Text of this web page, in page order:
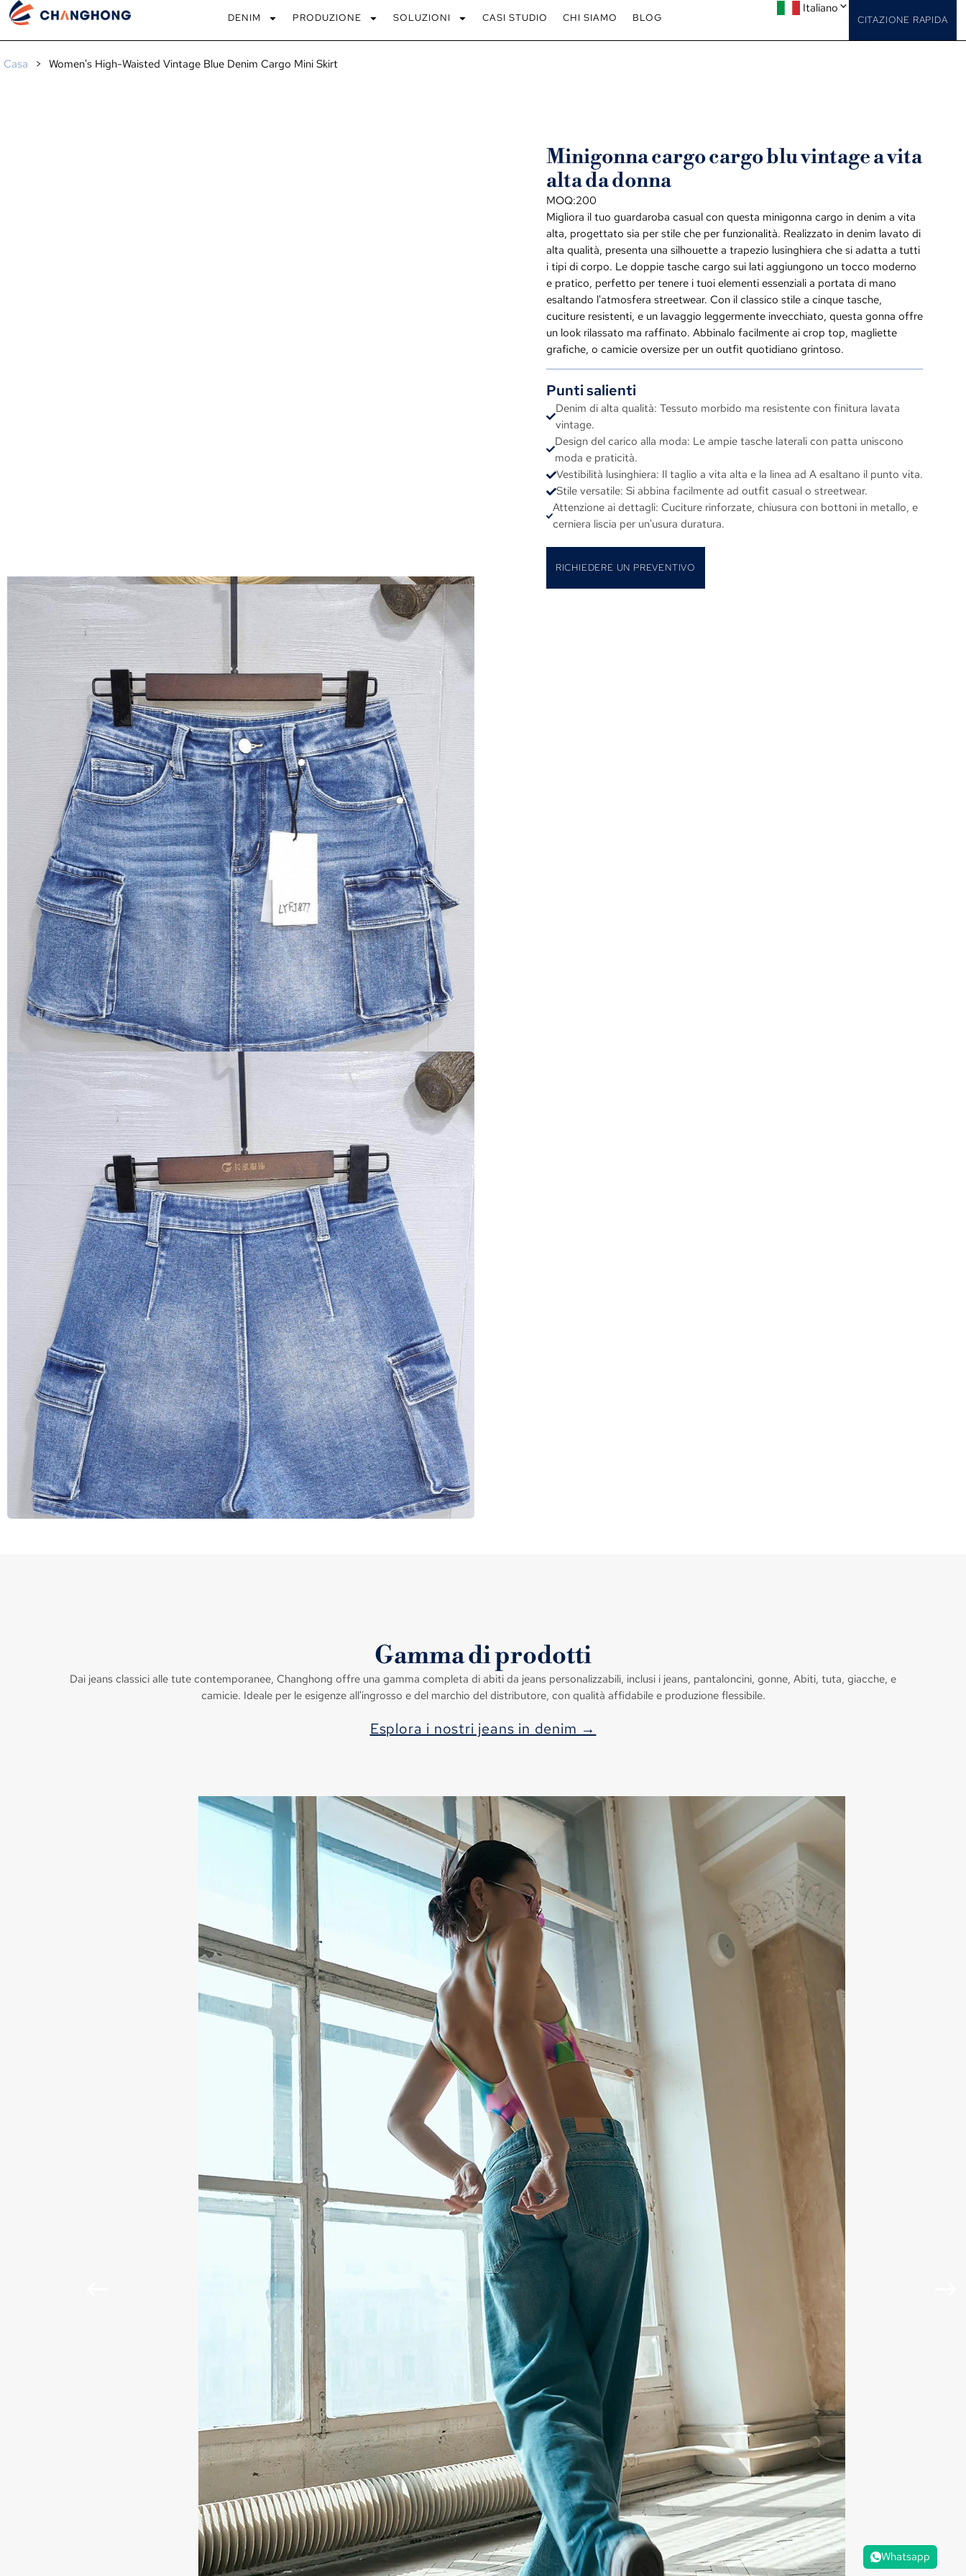
DENIM PRODUZIONE SOLUZIONI CASI STUDIO CHI SIAMO BLOG CITAZIONE RAPIDA
Italiano
Casa > Women's High-Waisted Vintage Blue Denim Cargo Mini Skirt
Minigonna cargo cargo blu vintage a vita
alta da donna
MOQ:200
Migliora il tuo guardaroba casual con questa minigonna cargo in denim a vita
alta, progettato sia per stile che per funzionalità. Realizzato in denim lavato di
alta qualità, presenta una silhouette a trapezio lusinghiera che si adatta a tutti
i tipi di corpo. Le doppie tasche cargo sui lati aggiungono un tocco moderno
e pratico, perfetto per tenere i tuoi elementi essenziali a portata di mano
esaltando l'atmosfera streetwear. Con il classico stile a cinque tasche,
cuciture resistenti, e un lavaggio leggermente invecchiato, questa gonna offre
un look rilassato ma raffinato. Abbinalo facilmente ai crop top, magliette
grafiche, o camicie oversize per un outfit quotidiano grintoso.
Punti salienti
Denim di alta qualità: Tessuto morbido ma resistente con finitura lavata
vintage.
Design del carico alla moda: Le ampie tasche laterali con patta uniscono
moda e praticità.
Vestibilità lusinghiera: Il taglio a vita alta e la linea ad A esaltano il punto vita.
Stile versatile: Si abbina facilmente ad outfit casual o streetwear.
Attenzione ai dettagli: Cuciture rinforzate, chiusura con bottoni in metallo, e
cerniera liscia per un'usura duratura.
RICHIEDERE UN PREVENTIVO
Gamma di prodotti
Dai jeans classici alle tute contemporanee, Changhong offre una gamma completa di abiti da jeans personalizzabili, inclusi i jeans, pantaloncini, gonne, Abiti, tuta, giacche, e
camicie. Ideale per le esigenze all'ingrosso e del marchio del distributore, con qualità affidabile e produzione flessibile.
Esplora i nostri jeans in denim →
Whatsapp